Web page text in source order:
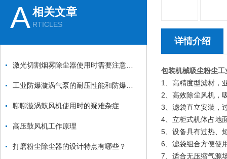
A相关文章
RTICLES
聊聊漩涡鼓风机使用时的疑难杂症
高压鼓风机工作原理
打磨粉尘除尘器的设计特点有哪些？
详情介绍
包装机械吸尘粉尘工
1、高精度型滤材，
2、高效除尘风机，
3、滤袋直立安装，
4、立柜式机体占地
5、设备具有过热、
6、滤袋组合方便使
7、适合无压缩气源